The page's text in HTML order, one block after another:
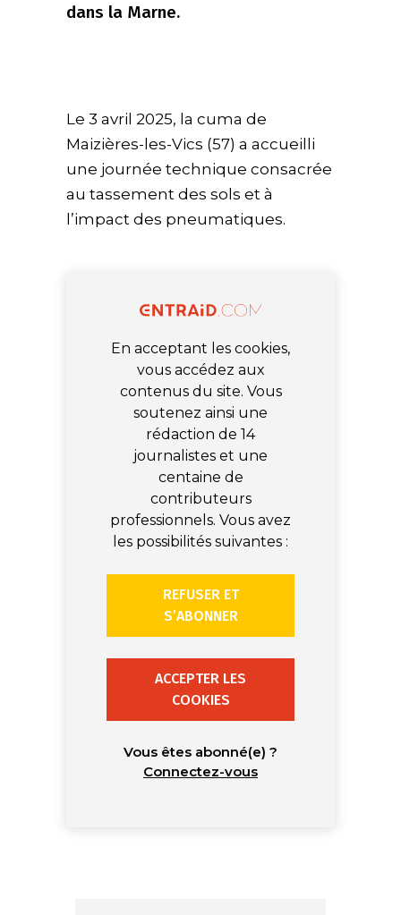
dans la Marne.
Le 3 avril 2025, la cuma de
Maizières-les-Vics (57) a accueilli
une journée technique consacrée
au tassement des sols et à
l’impact des pneumatiques.
En acceptant les cookies,
vous accédez aux
contenus du site. Vous
soutenez ainsi une
rédaction de 14
journalistes et une
centaine de
contributeurs
professionnels. Vous avez
les possibilités suivantes :
REFUSER ET
S’ABONNER
ACCEPTER LES
COOKIES
Vous êtes abonné(e) ?
Connectez-vous